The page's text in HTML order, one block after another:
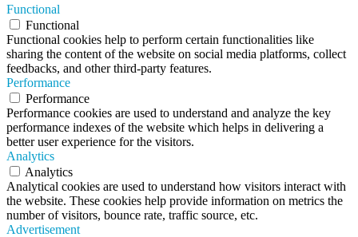
Functional
Functional
Functional cookies help to perform certain functionalities like
sharing the content of the website on social media platforms, collect
feedbacks, and other third-party features.
Performance
Performance
Performance cookies are used to understand and analyze the key
performance indexes of the website which helps in delivering a
better user experience for the visitors.
Analytics
Analytics
Analytical cookies are used to understand how visitors interact with
the website. These cookies help provide information on metrics the
number of visitors, bounce rate, traffic source, etc.
Advertisement